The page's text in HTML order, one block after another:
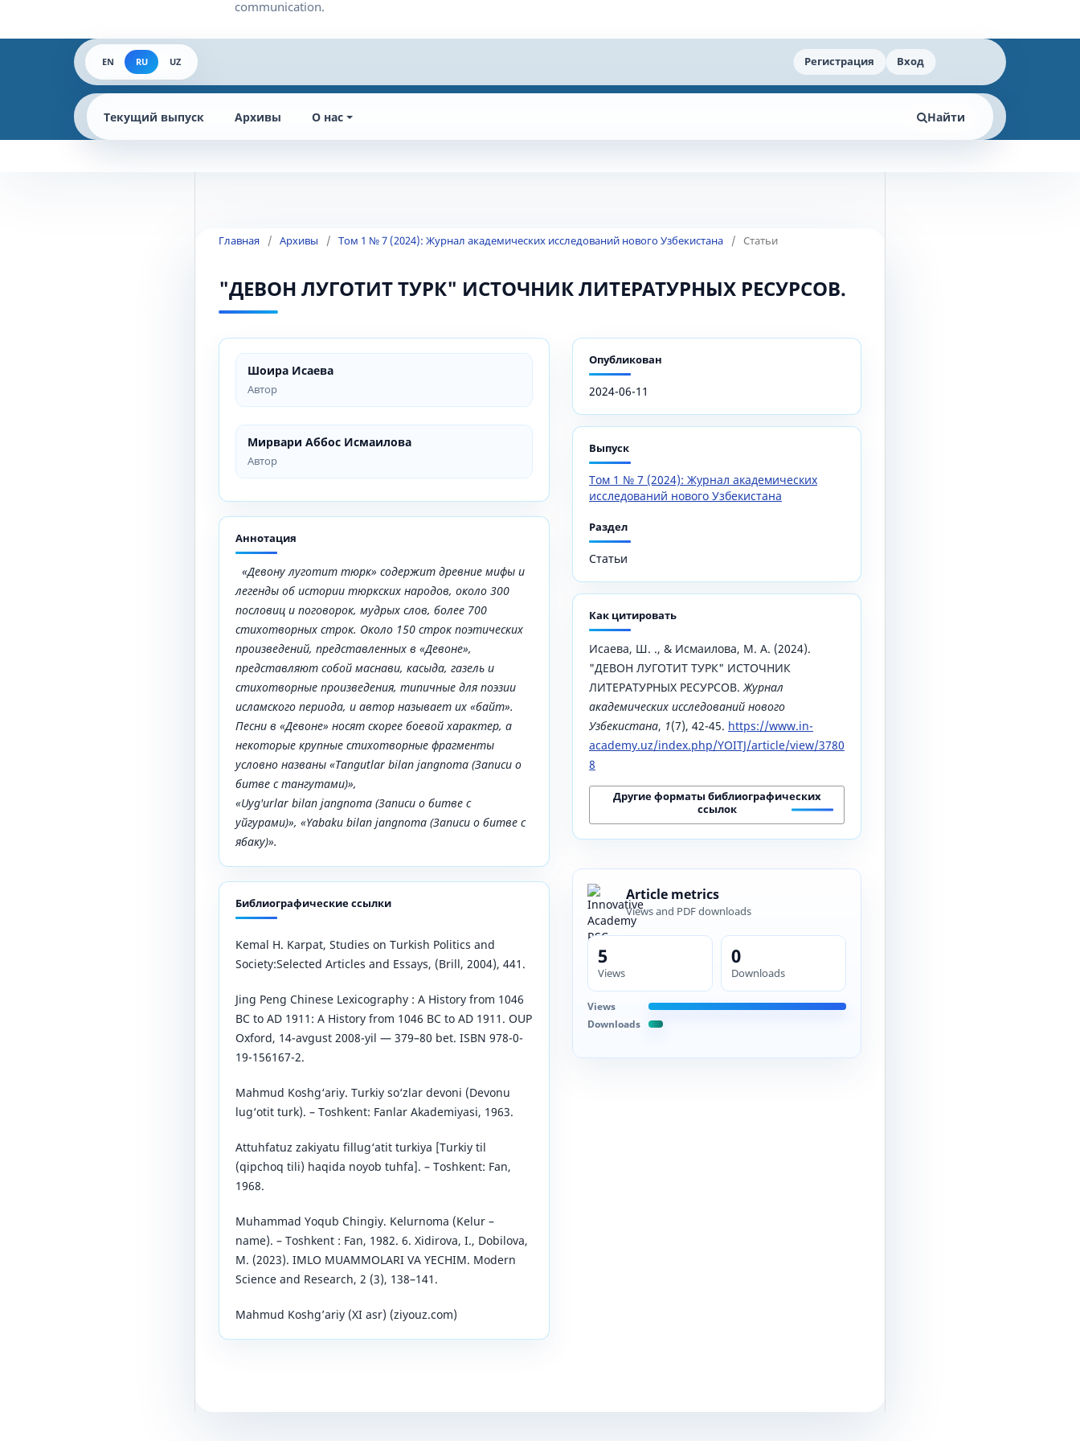
EN RU UZ Регистрация Вход
Текущий выпуск Архивы О нас Найти
Главная / Архивы / Том 1 № 7 (2024): Журнал академических исследований нового Узбекистана / Статьи
"ДЕВОН ЛУГОТИТ ТУРК" ИСТОЧНИК ЛИТЕРАТУРНЫХ РЕСУРСОВ.
Шоира Исаева
Автор
Мирвари Аббос Исмаилова
Автор
Аннотация
«Девону луготит тюрк» содержит древние мифы и
легенды об истории тюркских народов, около 300
пословиц и поговорок, мудрых слов, более 700
стихотворных строк. Около 150 строк поэтических
произведений, представленных в «Девоне»,
представляют собой маснави, касыда, газель и
стихотворные произведения, типичные для поэзии
исламского периода, и автор называет их «байт».
Песни в «Девоне» носят скорее боевой характер, а
некоторые крупные стихотворные фрагменты
условно названы «Tangutlar bilan jangnoma (Записи о
битве с тангутами)»,
«Uyg'urlar bilan jangnoma (Записи о битве с
уйгурами)», «Yabaku bilan jangnoma (Записи о битве с
ябаку)».
Библиографические ссылки
Kemal H. Karpat, Studies on Turkish Politics and
Society:Selected Articles and Essays, (Brill, 2004), 441.
Jing Peng Chinese Lexicography : A History from 1046
BC to AD 1911: A History from 1046 BC to AD 1911. OUP
Oxford, 14-avgust 2008-yil — 379–80 bet. ISBN 978-0-
19-156167-2.
Mahmud Koshg‘ariy. Turkiy so‘zlar devoni (Devonu
lug‘otit turk). – Toshkent: Fanlar Akademiyasi, 1963.
Attuhfatuz zakiyatu fillug‘atit turkiya [Turkiy til
(qipchoq tili) haqida noyob tuhfa]. – Toshkent: Fan,
1968.
Muhammad Yoqub Chingiy. Kelurnoma (Kelur –
name). – Toshkent : Fan, 1982. 6. Xidirova, I., Dobilova,
M. (2023). IMLO MUAMMOLARI VA YECHIM. Modern
Science and Research, 2 (3), 138–141.
Mahmud Koshg’ariy (XI asr) (ziyouz.com)
Опубликован
2024-06-11
Выпуск
Том 1 № 7 (2024): Журнал академических
исследований нового Узбекистана
Раздел
Статьи
Как цитировать
Исаева, Ш. ., & Исмаилова, М. А. (2024).
"ДЕВОН ЛУГОТИТ ТУРК" ИСТОЧНИК
ЛИТЕРАТУРНЫХ РЕСУРСОВ.Журнал
академических исследований нового
Узбекистана, 1(7), 42-45. https://www.in-
academy.uz/index.php/YOITJ/article/view/3780
8
Другие форматы библиографических
ссылок
Article metrics
Views and PDF downloads
5
Views
0
Downloads
Views
Downloads